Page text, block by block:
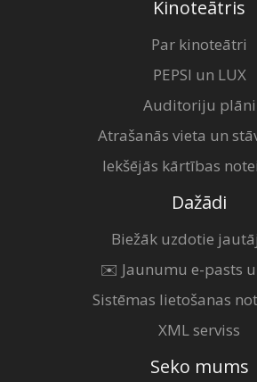
Kinoteātris
Par kinoteātri
PEPSI un LUX
Auditoriju plāni
Atrašanās vieta un
Iekšējās kārtības
Dažādi
Biežāk uzdotie
✉️ Jaunumu e-pasts
Sistēmas lietošanas
XML serviss
Seko mums